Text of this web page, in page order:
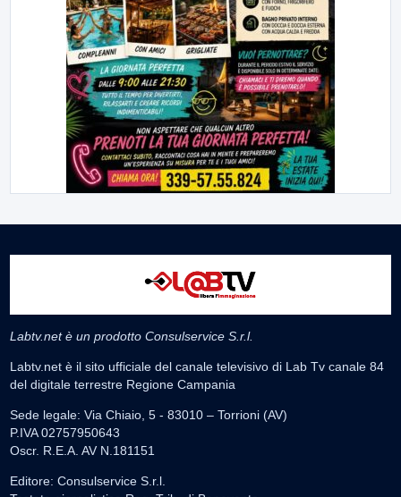
Labtv.net è un prodotto Consulservice S.r.l.
Labtv.net è il sito ufficiale del canale televisivo di Lab Tv canale 84
del digitale terrestre Regione Campania
Sede legale: Via Chiaio, 5 - 83010 – Torrioni (AV)
P.IVA 02757950643
Oscr. R.E.A. AV N.181151
Editore: Consulservice S.r.l.